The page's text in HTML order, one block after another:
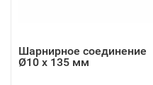
Шарнирное соединение
Ø10 x 135 мм